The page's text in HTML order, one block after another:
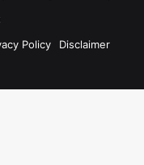
Policy
Disclaimer